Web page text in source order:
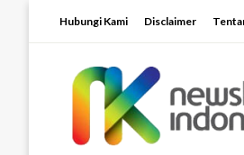
Hubungi Kami Disclaimer